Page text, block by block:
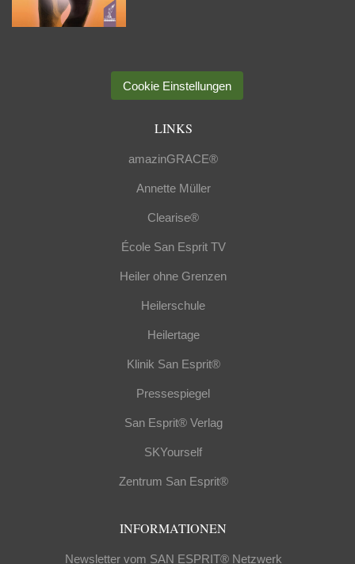
Cookie Einstellungen
LINKS
amazinGRACE®
Annette Müller
Clearise®
École San Esprit TV
Heiler ohne Grenzen
Heilerschule
Heilertage
Klinik San Esprit®
Pressespiegel
San Esprit® Verlag
SKYourself
Zentrum San Esprit®
INFORMATIONEN
Newsletter vom SAN ESPRIT® Netzwerk